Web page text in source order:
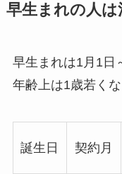
早生まれの人は
早生まれは1月1日
年齢上は1歳若くな
誕生日 契約月